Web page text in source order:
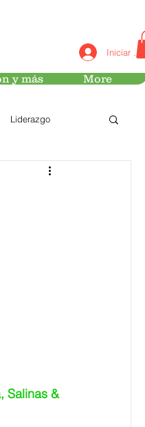
Iniciar
y más More
Liderazgo
Salinas &